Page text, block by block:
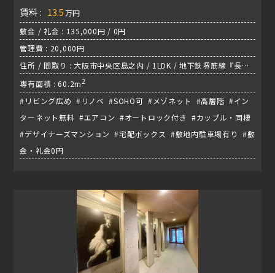
賃料 : 13.5 万円
敷金 / 礼金 : 135,000円 / 0円
管理費 : 20,000円
住所 / 間取り : 大阪市中央区島之内 / 1LDK / 地下鉄堺筋線『長堀
橋駅』
専有面積 : 60.2m2
#リビング広め #リノベ #SOHO可 #メゾネット #高層階 #イン
ターネット無料 #エアコン #オートロック付き #カップル・同棲
#デザイナーズマンション #宅配ボックス #敷地内駐車場有り #敷
金・礼金0円